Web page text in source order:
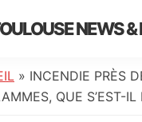
NEWS
» INCENDIE PRÈS
QUE S’EST-